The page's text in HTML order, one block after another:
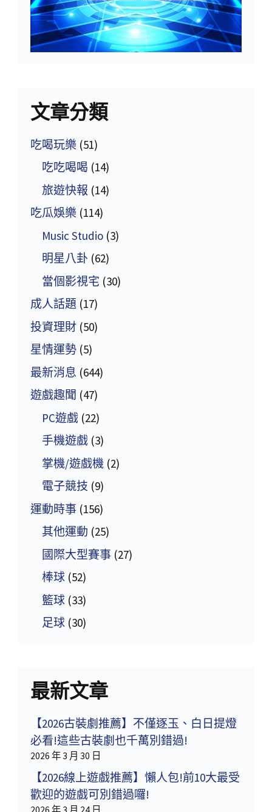
文章分類
吃喝玩樂 (51)
吃吃喝喝 (14)
旅遊快報 (14)
吃瓜娛樂 (114)
Music Studio (3)
明星八卦 (62)
當個影視宅 (30)
成人話題 (17)
投資理財 (50)
星情運勢 (5)
最新消息 (644)
遊戲趣聞 (47)
PC遊戲 (22)
手機遊戲 (3)
掌機/遊戲機 (2)
電子競技 (9)
運動時事 (156)
其他運動 (25)
國際大型賽事 (27)
棒球 (52)
籃球 (33)
足球 (30)
最新文章
【2026古裝劇推薦】不僅逐玉、白日提燈
必看!這些古裝劇也千萬別錯過!
2026 年 3 月 30 日
【2026線上遊戲推薦】懶人包!前10大最受
歡迎的遊戲可別錯過囉!